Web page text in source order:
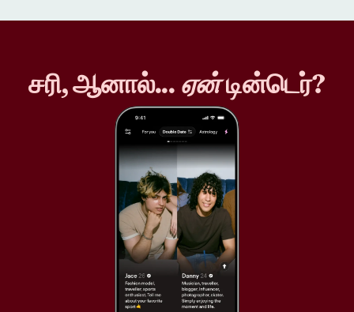
சரி, ஆனால்... ஏன்டின்டெர்?